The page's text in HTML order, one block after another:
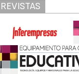
REVISTAS